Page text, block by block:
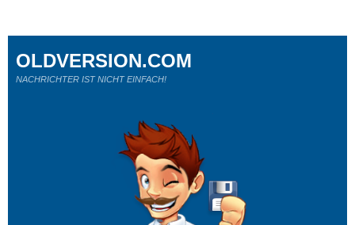
OLDVERSION.COM
NACHRICHTER IST NICHT EINFACH!